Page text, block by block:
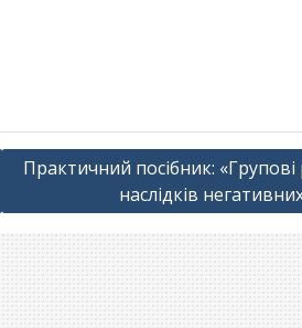
Практичний посібник:
наслідків